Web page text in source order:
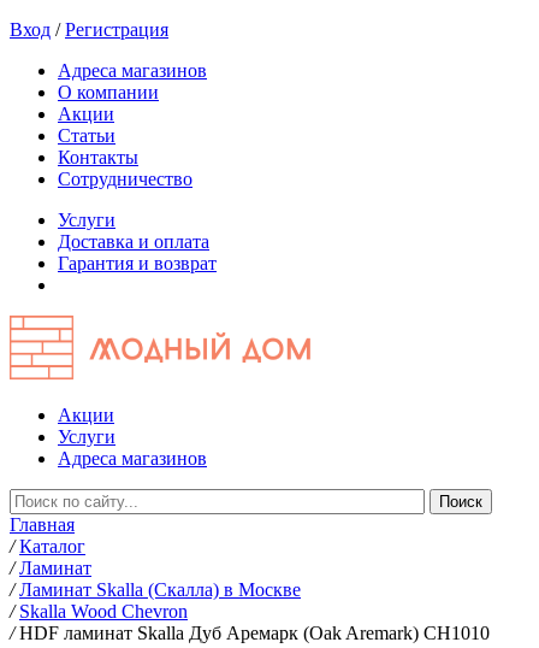
Вход /Регистрация
Адреса магазинов
О компании
Акции
Статьи
Контакты
Сотрудничество
Услуги
Доставка и оплата
Гарантия и возврат
Акции
Услуги
Адреса магазинов
Главная
/ Каталог
/ Ламинат
/ Ламинат Skalla (Скалла) в Москве
/ Skalla Wood Chevron
/ HDF ламинат Skalla Дуб Аремарк (Oak Aremark) CH1010